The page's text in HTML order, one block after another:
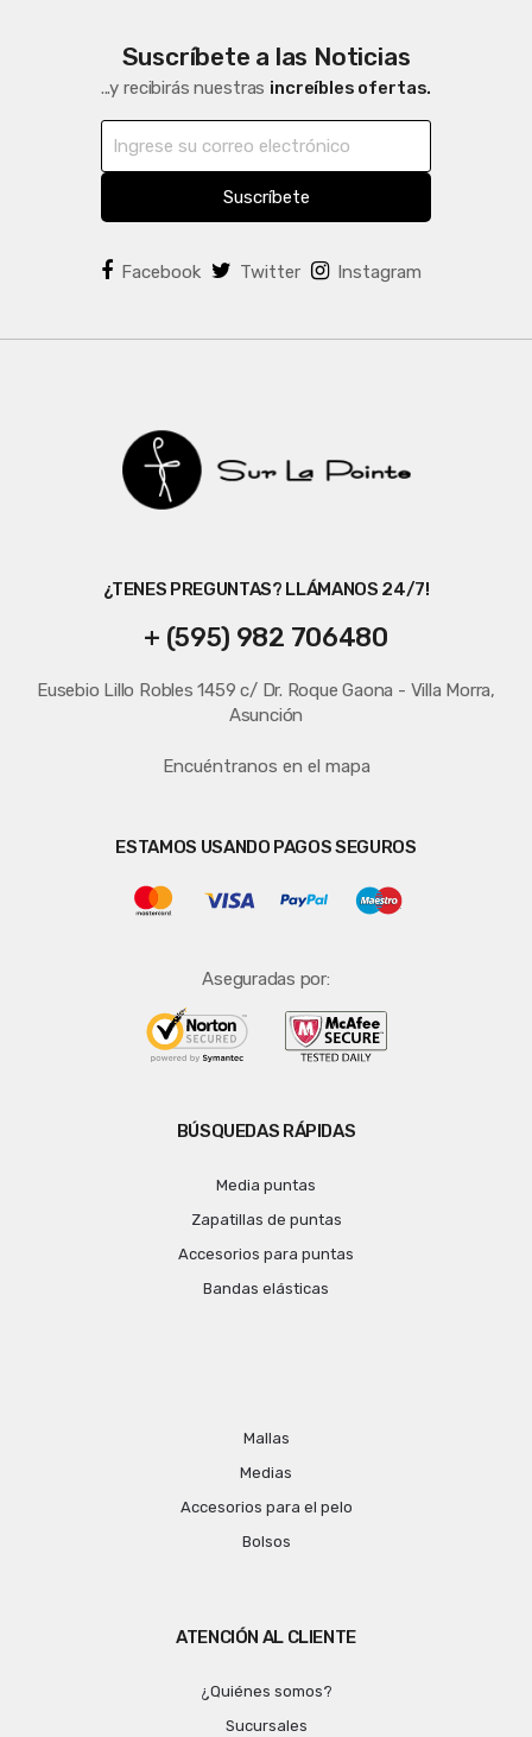
Suscríbete a las Noticias
...y recibirás nuestras increíbles ofertas.
Suscríbete
Facebook Twitter Instagram
¿TENES PREGUNTAS? LLÁMANOS 24/7!
+ (595) 982 706480
Eusebio Lillo Robles 1459 c/ Dr. Roque Gaona - Villa Morra,
Asunción
Encuéntranos en el mapa
ESTAMOS USANDO PAGOS SEGUROS
Aseguradas por:
BÚSQUEDAS RÁPIDAS
Media puntas
Zapatillas de puntas
Accesorios para puntas
Bandas elásticas
Mallas
Medias
Accesorios para el pelo
Bolsos
ATENCIÓN AL CLIENTE
¿Quiénes somos?
Sucursales